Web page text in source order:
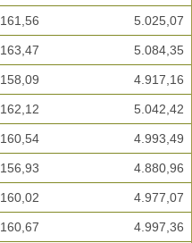
161,56 5.025,07
163,47 5.084,35
158,09 4.917,16
162,12 5.042,42
160,54 4.993,49
156,93 4.880,96
160,02 4.977,07
160,67 4.997,36